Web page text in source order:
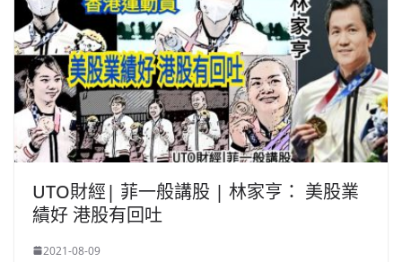
UTO財經| 菲一般講股 | 林家亨： 美股業
績好 港股有回吐
2021-08-09